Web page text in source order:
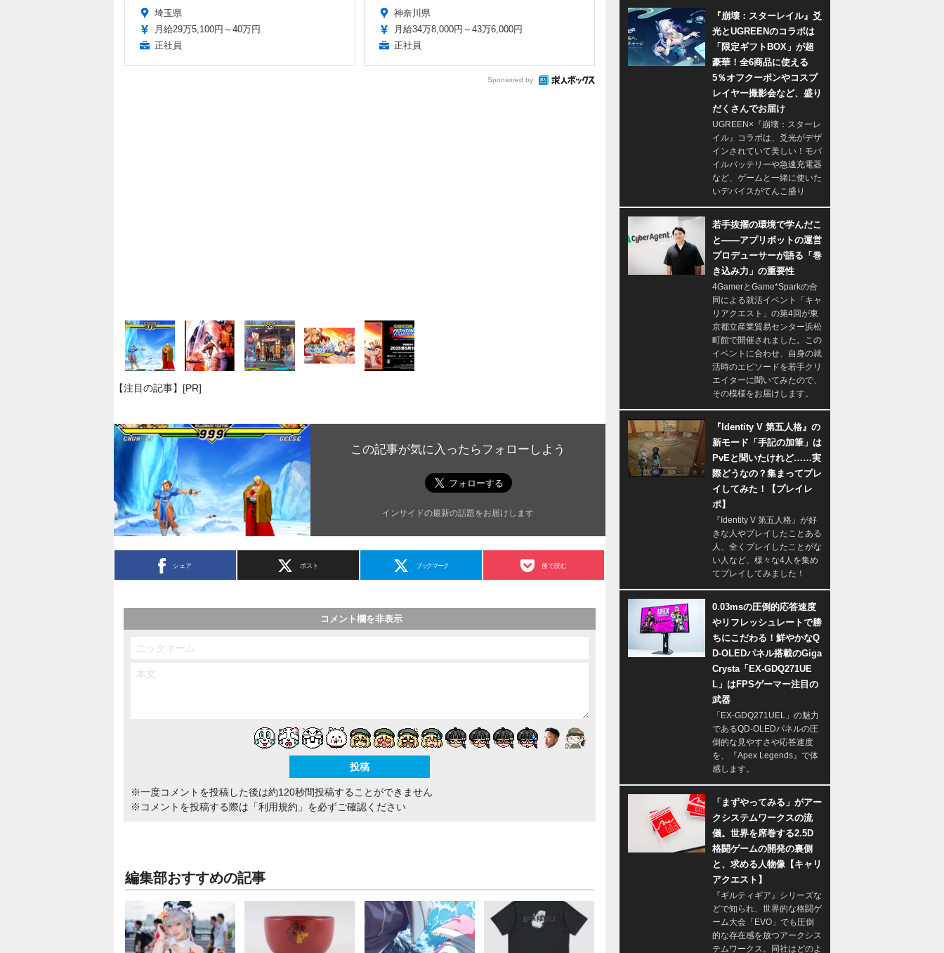
埼玉県
月給29万5,100円～40万円
正社員
神奈川県
月給34万8,000円～43万6,000円
正社員
Sponsored by
【注目の記事】[PR]
この記事が気に入ったらフォローしよう
インサイドの最新の話題をお届けします
シェア ポスト ブックマーク 後で読む
コメント欄を非表示
※一度コメントを投稿した後は約120秒間投稿することができません
※コメントを投稿する際は 「利用規約」 を必ずご確認ください
編集部おすすめの記事
『崩壊：スターレイル』爻
光とUGREENのコラボは
「限定ギフトBOX」が超
豪華！全6商品に使える
5％オフクーポンやコスプ
レイヤー撮影会など、盛り
だくさんでお届け
UGREEN×『崩壊：スターレ
イル』コラボは、爻光がデザ
インされていて美しい！モバ
イルバッテリーや急速充電器
など、ゲームと一緒に使いた
いデバイスがてんこ盛り
若手抜擢の環境で学んだこ
と――アプリボットの運営
プロデューサーが語る「巻
き込み力」の重要性
4GamerとGame*Sparkの合
同による就活イベント「キャ
リアクエスト」の第4回が東
京都立産業貿易センター浜松
町館で開催されました。この
イベントに合わせ、自身の就
活時のエピソードを若手クリ
エイターに聞いてみたので、
その模様をお届けします。
『Identity V 第五人格』の
新モード「手記の加筆」は
PvEと聞いたけれど……実
際どうなの？集まってプレ
イしてみた！【プレイレ
ポ】
『Identity V 第五人格』が好
きな人やプレイしたことある
人、全くプレイしたことがな
い人など、様々な4人を集め
てプレイしてみました！
0.03msの圧倒的応答速度
やリフレッシュレートで勝
ちにこだわる！鮮やかなQ
D-OLEDパネル搭載のGiga
Crysta「EX-GDQ271UE
L」はFPSゲーマー注目の
武器
「EX-GDQ271UEL」の魅力
であるQD-OLEDパネルの圧
倒的な見やすさや応答速度
を、『Apex Legends』で体
感します。
「まずやってみる」がアー
クシステムワークスの流
儀。世界を席巻する2.5D
格闘ゲームの開発の裏側
と、求める人物像【キャリ
アクエスト】
『ギルティギア』シリーズな
どで知られ、世界的な格闘ゲ
ーム大会「EVO」でも圧倒
的な存在感を放つアークシス
テムワークス。同社はどのよ